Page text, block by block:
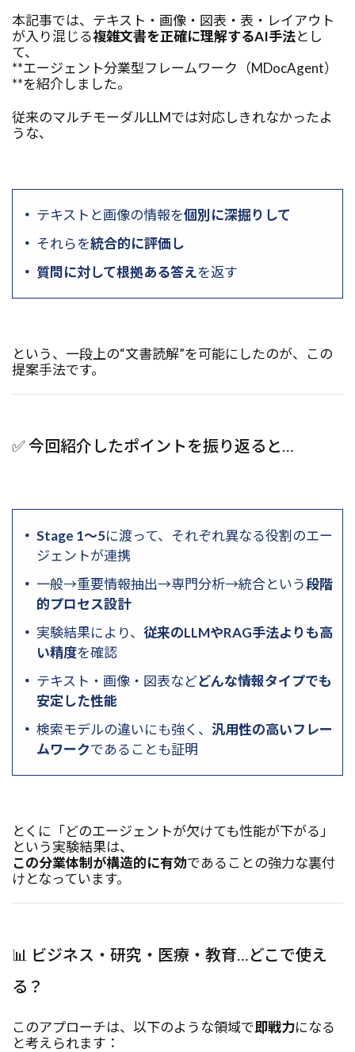
本記事では、テキスト・画像・図表・表・レイアウト
が入り混じる複雑文書を正確に理解するAI手法とし
て、
**エージェント分業型フレームワーク（MDocAgent）
**を紹介しました。
従来のマルチモーダルLLMでは対応しきれなかったよ
うな、
テキストと画像の情報を個別に深掘りして
それらを統合的に評価し
質問に対して根拠ある答えを返す
という、一段上の“文書読解”を可能にしたのが、この
提案手法です。
✅ 今回紹介したポイントを振り返ると…
Stage 1〜5に渡って、それぞれ異なる役割のエー
ジェントが連携
一般→重要情報抽出→専門分析→統合という段階
的プロセス設計
実験結果により、 従来のLLMやRAG手法よりも高
い精度を確認
テキスト・画像・図表などどんな情報タイプでも
安定した性能
検索モデルの違いにも強く、 汎用性の高いフレー
ムワークであることも証明
とくに「どのエージェントが欠けても性能が下がる」
という実験結果は、
この分業体制が構造的に有効であることの強力な裏付
けとなっています。
📊 ビジネス・研究・医療・教育…どこで使え
る？
このアプローチは、以下のような領域で即戦力になる
と考えられます：